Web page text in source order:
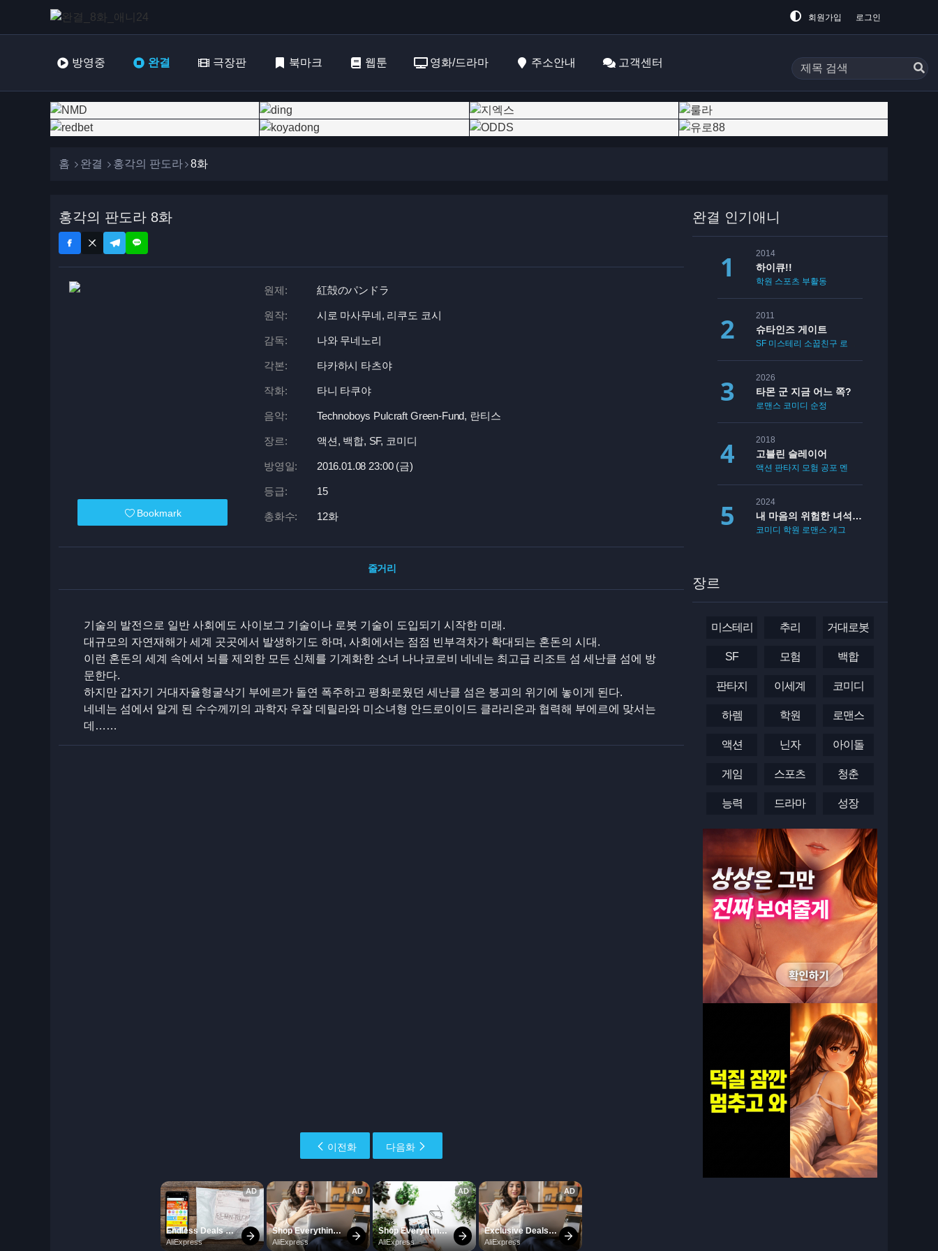
회원가입 로그인
방영중 완결 극장판 북마크 웹툰 영화/드라마 주소안내 고객센터
홈 완결 홍각의 판도라 8화
홍각의 판도라 8화
Bookmark
원제: 紅殻のパンドラ
원작: 시로 마사무네, 리쿠도 코시
감독: 나와 무네노리
각본: 타카하시 타츠야
작화: 타니 타쿠야
음악: Technoboys Pulcraft Green-Fund, 란티스
장르: 액션, 백합, SF, 코미디
방영일: 2016.01.08 23:00 (금)
등급: 15
총화수: 12화
줄거리
기술의 발전으로 일반 사회에도 사이보그 기술이나 로봇 기술이 도입되기 시작한 미래.
대규모의 자연재해가 세계 곳곳에서 발생하기도 하며, 사회에서는 점점 빈부격차가 확대되는 혼돈의 시대.
이런 혼돈의 세계 속에서 뇌를 제외한 모든 신체를 기계화한 소녀 나나코로비 네네는 최고급 리조트 섬 세난클 섬에 방
문한다.
하지만 갑자기 거대자율형굴삭기 부에르가 돌연 폭주하고 평화로웠던 세난클 섬은 붕괴의 위기에 놓이게 된다.
네네는 섬에서 알게 된 수수께끼의 과학자 우잘 데릴라와 미소녀형 안드로이이드 클라리온과 협력해 부에르에 맞서는
데……
이전화 다음화
완결 인기애니
2014
하이큐!!
학원 스포츠 부활동
2011
슈타인즈 게이트
SF 미스테리 소꿉친구 로맨스
2026
타몬 군 지금 어느 쪽?
로맨스 코미디 순정
2018
고블린 슬레이어
액션 판타지 모험 공포 멘붕
2024
내 마음의 위험한 녀석 2기
코미디 학원 로맨스 개그
장르
미스테리 추리 거대로봇
SF 모험 백합
판타지 이세계 코미디
하렘 학원 로맨스
액션 닌자 아이돌
게임 스포츠 청춘
능력 드라마 성장